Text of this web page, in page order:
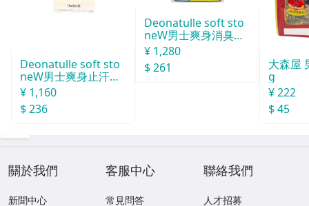
Deonatulle soft sto
neW男士爽身止汗石
消臭石２０ｇ
¥ 1,160
$ 236
Deonatulle soft sto
neW男士爽身消臭止
汗石 中世紀 20g
¥ 1,280
$ 261
大森屋
g
¥ 222
$ 45
關於我們
新聞中心
客服中心
常見問答
聯絡我們
人才招募